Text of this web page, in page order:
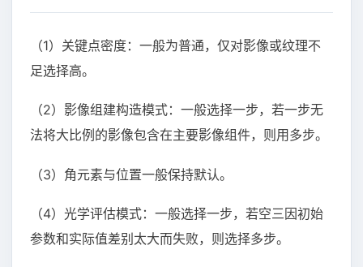
（1）关键点密度：一般为普通，仅对影像或纹理不
足选择高。
（2）影像组建构造模式：一般选择一步，若一步无
法将大比例的影像包含在主要影像组件，则用多步。
（3）角元素与位置一般保持默认。
（4）光学评估模式：一般选择一步，若空三因初始
参数和实际值差别太大而失败，则选择多步。